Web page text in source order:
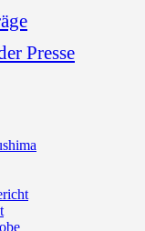
Presse